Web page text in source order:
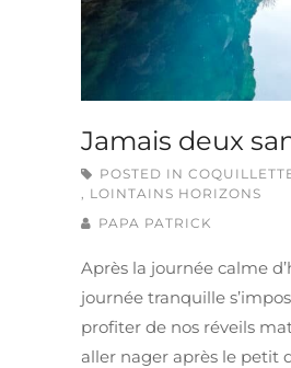
Jamais deux
POSTED IN
LOINTAINS HORIZONS
PAPA PATRICK
Après la journée calme
journée tranquille
profiter de nos réveils
aller nager après le petit